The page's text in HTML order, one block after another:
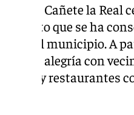
marzo, Cañete la
un evento que se ha
en el municipio. A
de alegría con
bares y restaurantes